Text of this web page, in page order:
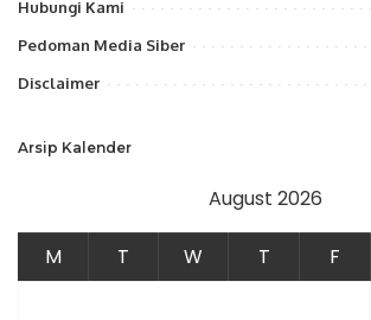
Hubungi Kami
Pedoman Media Siber
Disclaimer
Arsip Kalender
August 2026
M T W T F